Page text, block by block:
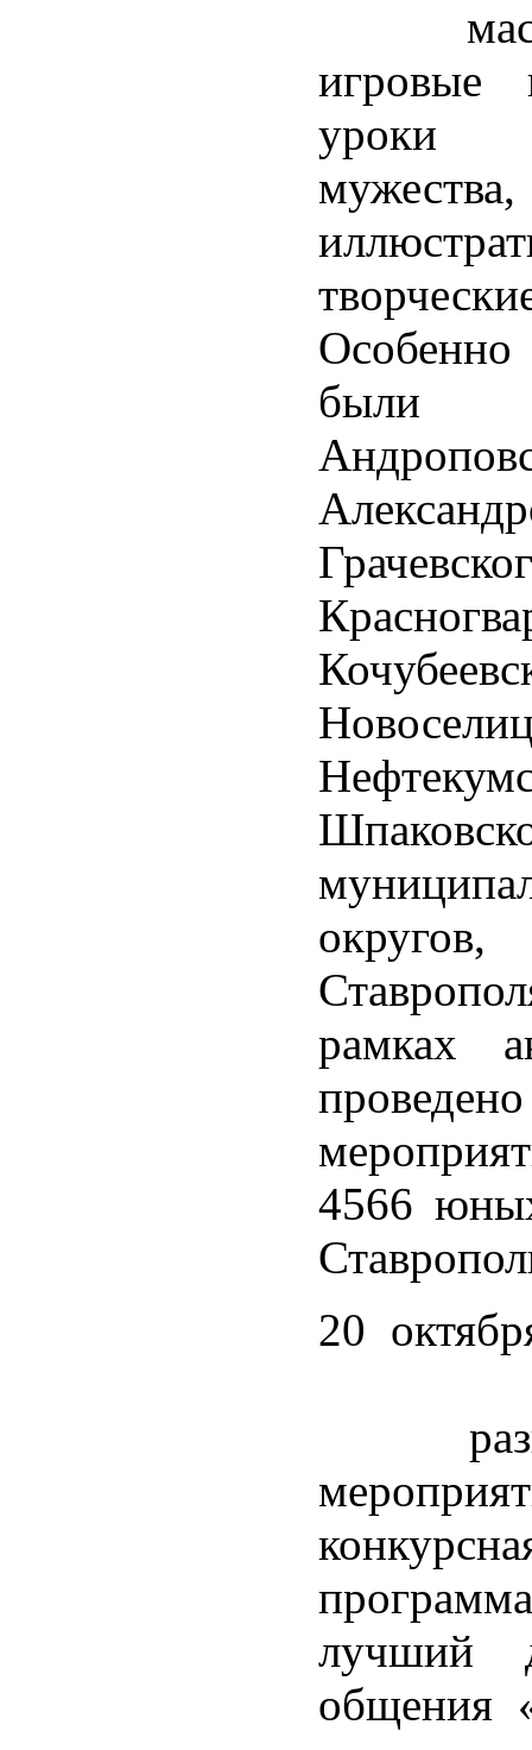
игровые
были
рамках
4566
20
лучший
общения